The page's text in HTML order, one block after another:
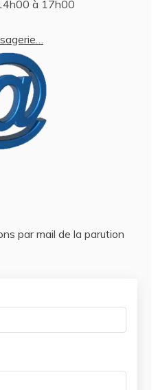
à 17h00
par mail de la parution